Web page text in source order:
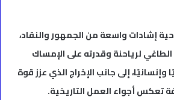
إشادات واسعة من الجمهور والنقاد،
الطاغي لرياحنة وقدرته على الإمساك
إلى جانب الإخراج الذي عزز قوة
تعكس أجواء العمل التاريخية.